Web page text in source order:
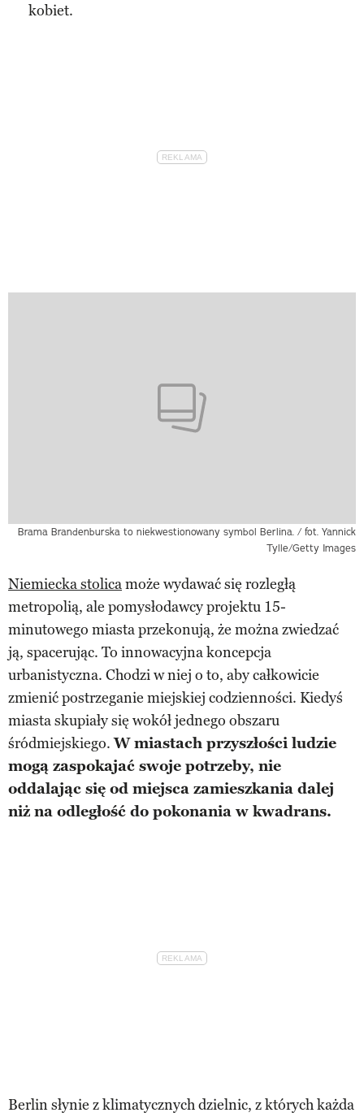
kobiet.
Brama Brandenburska to niekwestionowany symbol Berlina. / fot. Yannick
Tylle/Getty Images
Niemiecka stolicamoże wydawać się rozległą
metropolią, ale pomysłodawcy projektu 15-
minutowego miasta przekonują, że można zwiedzać
ją, spacerując. To innowacyjna koncepcja
urbanistyczna. Chodzi w niej o to, aby całkowicie
zmienić postrzeganie miejskiej codzienności. Kiedyś
miasta skupiały się wokół jednego obszaru
śródmiejskiego.W miastach przyszłości ludzie
mogą zaspokajać swoje potrzeby, nie
oddalając się od miejsca zamieszkania dalej
niż na odległość do pokonania w kwadrans.
Berlin słynie z klimatycznych dzielnic, z których każda